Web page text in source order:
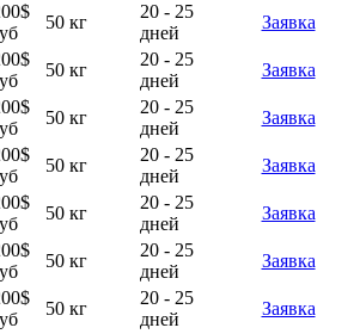
50 кг
20 - 25
дней
Заявка
50 кг
20 - 25
дней
Заявка
50 кг
20 - 25
дней
Заявка
50 кг
20 - 25
дней
Заявка
50 кг
20 - 25
дней
Заявка
50 кг
20 - 25
дней
Заявка
50 кг
20 - 25
дней
Заявка